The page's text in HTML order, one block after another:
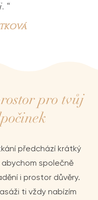
pro tvůj
předchází krátký
společně
i prostor důvěry.
ti vždy nabízím